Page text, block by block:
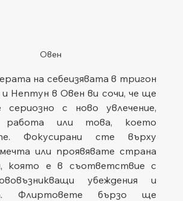
Овен
на себеизявата в тригон
Нептун в Овен ви сочи, че ще
сериозно с ново увлечение,
работа или това, което
Фокусирани сте върху
или проявявате страна
която е в съответствие с
убеждения и
Флиртовете бързо ще